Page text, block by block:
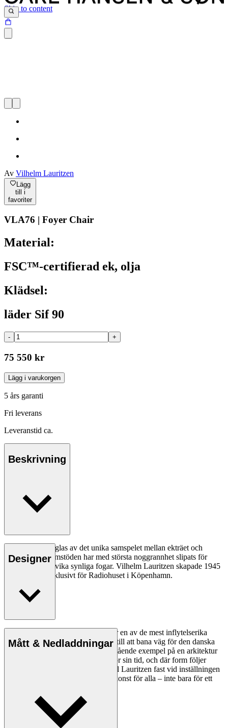
Skip to content
Av Vilhelm Lauritzen
Lägg
till i
favoriter
VLA76 | Foyer Chair
Material:
FSC™-certifierad ek, olja
Klädsel:
läder Sif 90
- +
75 550 kr
Lägg i varukorgen
5 års garanti
Fri leverans
Leveranstid ca.
Beskrivning
Foyer Chair präglas av det unika samspelet mellan ekträet och
klädseln, och armstöden har med största noggrannhet slipats för
hand för att undvika synliga fogar. Vilhelm Lauritzen skapade 1945
Foyer Series exklusivt för Radiohuset i Köpenhamn.
Läs mer
Designer
Vilhelm Lauritzen (1894–1984) var en av de mest inflytelserika
arkitekterna i Danmark och bidrog till att bana väg för den danska
modernismen med verk som är bestående exempel på en arkitektur
som var ny och revolutionerande för sin tid, och där form följer
funktion. Under hela sin karriär höll Lauritzen fast vid inställningen
att arkitekturen ska vara tillämpad konst för alla – inte bara för ett
Läs mer om Vilhelm Lauritzen
Mått & Nedladdningar